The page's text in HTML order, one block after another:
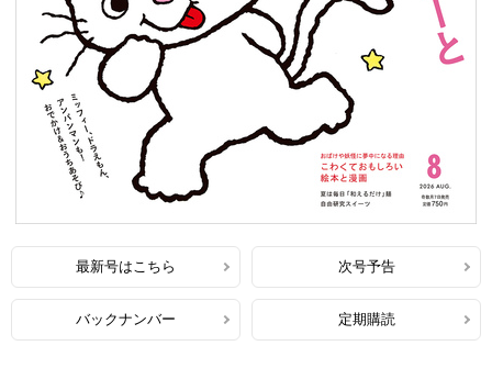
最新号はこちら 次号予告
バックナンバー 定期購読